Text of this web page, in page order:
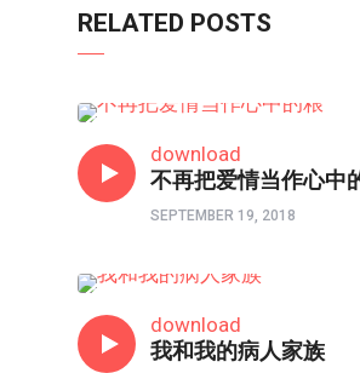
RELATED POSTS
download
不再把爱情当作心中
SEPTEMBER 19, 2018
download
我和我的病人家族